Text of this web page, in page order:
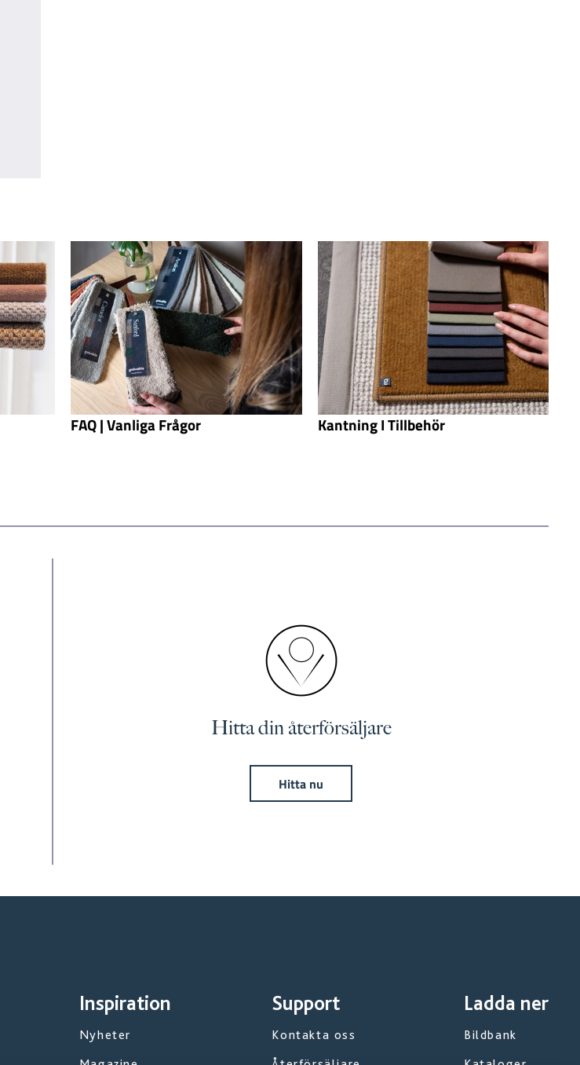
FAQ | Vanliga Frågor Kantning I Tillbehör
Hitta din återförsäljare
Hitta nu
Inspiration
Nyheter
Support
Kontakta oss
Ladda ner
Bildbank